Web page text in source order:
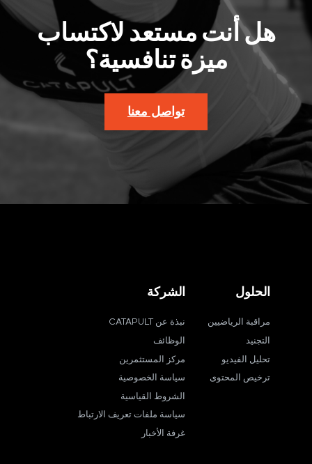
هل أنت مستعد لاكتساب
ميزة تنافسية؟
تواصل معنا
الحلول
مراقبة الرياضيين
التجنيد
تحليل الفيديو
ترخيص المحتوى
الشركة
نبذة عن CATAPULT
الوظائف
مركز المستثمرين
سياسة الخصوصية
الشروط القياسية
سياسة ملفات تعريف الارتباط
غرفة الأخبار